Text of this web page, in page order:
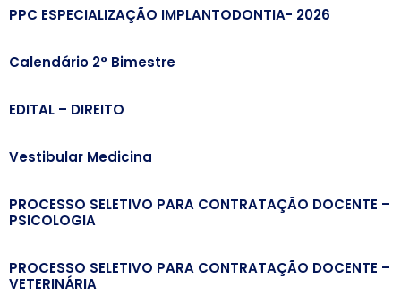
PPC ESPECIALIZAÇÃO IMPLANTODONTIA- 2026
Calendário 2° Bimestre
EDITAL – DIREITO
Vestibular Medicina
PROCESSO SELETIVO PARA CONTRATAÇÃO DOCENTE –
PSICOLOGIA
PROCESSO SELETIVO PARA CONTRATAÇÃO DOCENTE –
VETERINÁRIA